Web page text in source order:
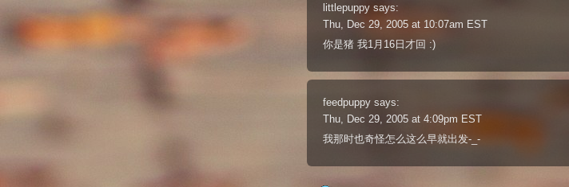
littlepuppy says:
Thu, Dec 29, 2005 at 10:07am EST
你是猪 我1月16日才回 :)
feedpuppy says:
Thu, Dec 29, 2005 at 4:09pm EST
我那时也奇怪怎么这么早就出发-_-